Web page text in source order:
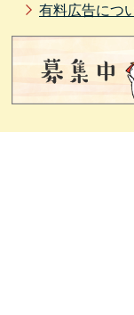
有料広告につ